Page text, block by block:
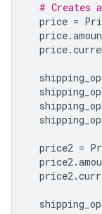
# Creates
price =
price.
price.
price2 =
price2.
price2.